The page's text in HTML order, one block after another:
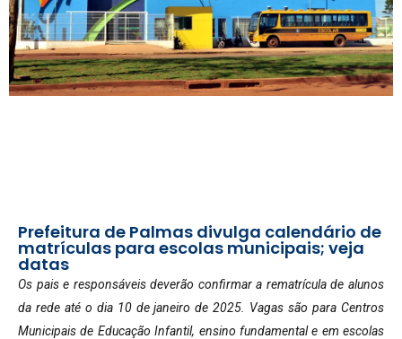
Prefeitura de Palmas divulga calendário de
matrículas para escolas municipais; veja
datas
Os pais e responsáveis deverão confirmar a rematrícula de alunos
da rede até o dia 10 de janeiro de 2025. Vagas são para Centros
Municipais de Educação Infantil, ensino fundamental e em escolas